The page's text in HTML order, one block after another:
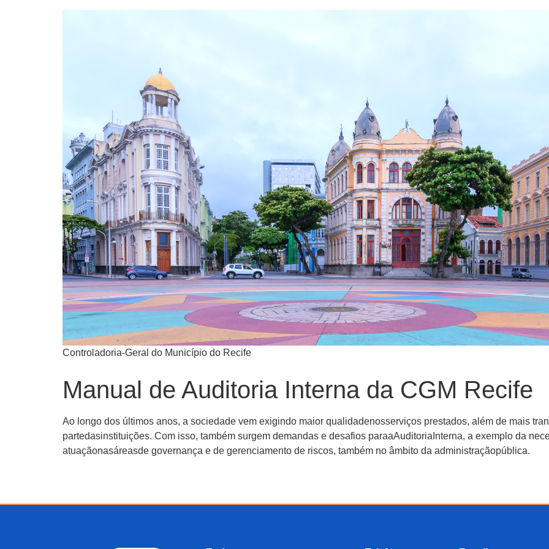
Controladoria-Geral do Município do Recife
Manual de Auditoria Interna da CGM Recife
Ao longo dos últimos anos, a sociedade vem exigindo maior qualidadenosserviços prestados, além de mais
partedasinstituições. Com isso, também surgem demandas e desafios paraaAuditoriaInterna, a exemplo da
atuaçãonasáreasde governança e de gerenciamento de riscos, também no âmbito da administraçãopública.